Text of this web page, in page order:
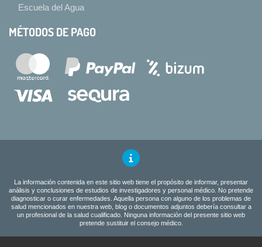
Escuela del Agua
MÉTODOS DE PAGO
La información contenida en este sitio web tiene el propósito de informar, presentar
análisis y conclusiones de estudios de investigadores y personal médico. No pretende
diagnosticar o curar enfermedades. Aquella persona con alguno de los problemas de
salud mencionados en nuestra web, blog o documentos adjuntos debería consultar a
un profesional de la salud cualificado. Ninguna información del presente sitio web
pretende sustituir el consejo médico.